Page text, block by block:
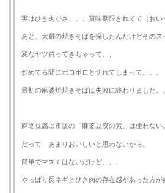
実はひき肉がさ、、、賞味期限きれてて（おい
あと、太麺の焼きそばを探したんだけどそのス
変なヤツ買ってきちゃって、、
炒めてる間にポロポロと切れてしまって。。。
最初の麻婆焼焼きそばは失敗に終わりました。
麻婆豆腐は市販の「麻婆豆腐の素」は使わない。
だって あまりおいしいと思わないから。
簡単でマズくはないだけど、、、
やっぱり長ネギとひき肉の存在感があった方が